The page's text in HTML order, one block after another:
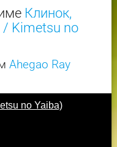
Клинок,
Kimetsu no
Ahegao Ray